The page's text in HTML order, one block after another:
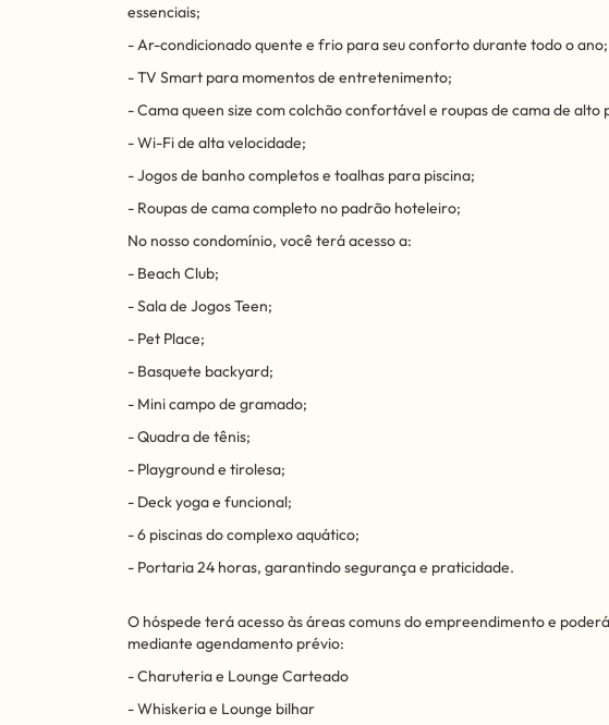
essenciais;
- Ar-condicionado quente e frio para seu conforto durante todo o ano;
- TV Smart para momentos de entretenimento;
- Cama queen size com colchão confortável e roupas de cama de alto
- Wi-Fi de alta velocidade;
- Jogos de banho completos e toalhas para piscina;
- Roupas de cama completo no padrão hoteleiro;
No nosso condomínio, você terá acesso a:
- Beach Club;
- Sala de Jogos Teen;
- Pet Place;
- Basquete backyard;
- Mini campo de gramado;
- Quadra de tênis;
- Playground e tirolesa;
- Deck yoga e funcional;
- 6 piscinas do complexo aquático;
- Portaria 24 horas, garantindo segurança e praticidade.
O hóspede terá acesso às áreas comuns do empreendimento e
mediante agendamento prévio:
- Charuteria e Lounge Carteado
- Whiskeria e Lounge bilhar